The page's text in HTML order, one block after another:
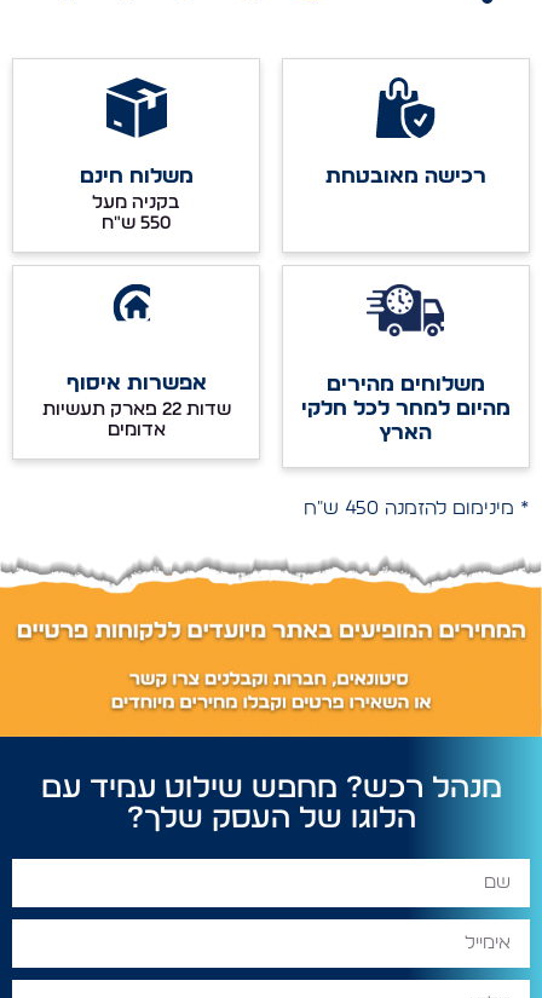
רכישה מאובטחת משלוח חינם
בקניה מעל
משלוחים מהירים
מהיום למחר לכל חלקי
הארץ
אפשרות איסוף
שדות 22 פארק תעשיות
אדומים
* מינימום להזמנה 450 ש"ח
מנהל רכש? מחפש שילוט עמיד עם
הלוגו של העסק שלך?